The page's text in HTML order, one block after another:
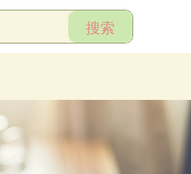
搜索